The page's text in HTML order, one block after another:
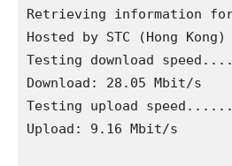
Retrieving information
Hosted by STC (Hong
Testing download
Download: 28.05 Mbit/s
Testing upload
Upload: 9.16 Mbit/s